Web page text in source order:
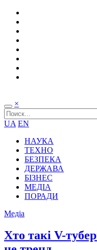
×
UA EN
НАУКА
ТЕХНО
БЕЗПЕКА
ДЕРЖАВА
БІЗНЕС
МЕДІА
ПОРАДИ
Медіа
Хто такі V-